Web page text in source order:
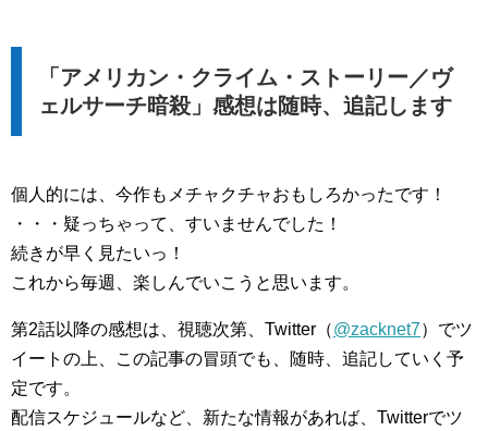
「アメリカン・クライム・ストーリー／ヴ
ェルサーチ暗殺」感想は随時、追記します
個人的には、今作もメチャクチャおもしろかったです！
・・・疑っちゃって、すいませんでした！
続きが早く見たいっ！
これから毎週、楽しんでいこうと思います。
第2話以降の感想は、視聴次第、Twitter（@zacknet7）でツ
イートの上、この記事の冒頭でも、随時、追記していく予
定です。
配信スケジュールなど、新たな情報があれば、Twitterでツ